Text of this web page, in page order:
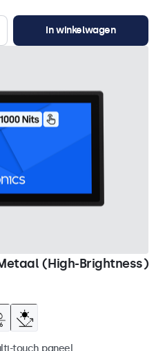
In winkelwagen
(High-Brightness)
touch paneel